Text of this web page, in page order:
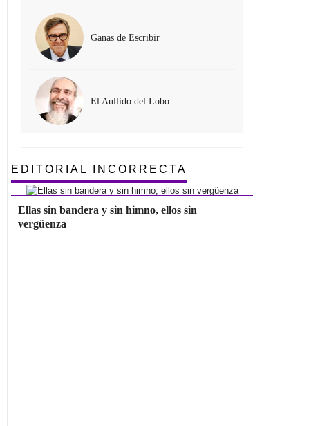
Ganas de Escribir
El Aullido del Lobo
EDITORIAL INCORRECTA
Ellas sin bandera y sin himno, ellos sin
vergüenza